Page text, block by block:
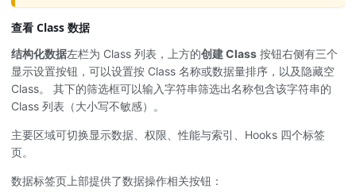
查看 Class 数据
结构化数据左栏为 Class 列表，上方的创建 Class 按钮右侧有三个
显示设置按钮，可以设置按 Class 名称或数据量排序，以及隐藏空
Class。 其下的筛选框可以输入字符串筛选出名称包含该字符串的
Class 列表（大小写不敏感）。
主要区域可切换显示数据、权限、性能与索引、Hooks 四个标签
页。
数据标签页上部提供了数据操作相关按钮：